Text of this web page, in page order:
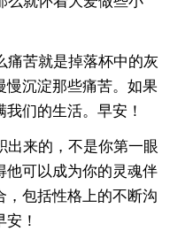
痛苦就是掉落杯中的灰
慢沉淀那些痛苦。如果
们的生活。早安！
出来的，不是你第一眼
他可以成为你的灵魂伴
，包括性格上的不断沟
！